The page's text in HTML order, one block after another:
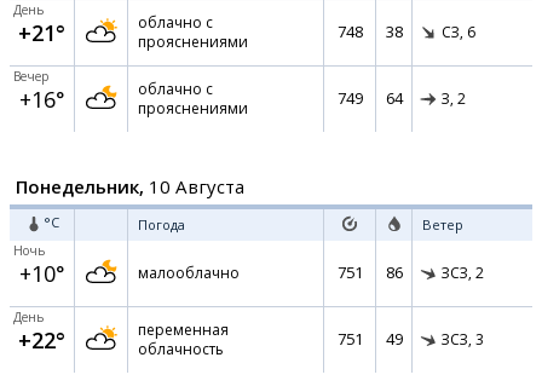
День
+21°
облачно с
прояснениями
748 38 СЗ, 6
Вечер
+16°
облачно с
прояснениями
749 64 З, 2
Понедельник, 10 Августа
°C Погода Ветер
Ночь
+10° малооблачно 751 86 ЗСЗ, 2
День
+22°
переменная
облачность
751 49 ЗСЗ, 3